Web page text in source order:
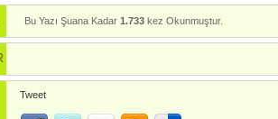
Bu Yazı Şuana Kadar 1.733kez Okunmuştur.
Tweet